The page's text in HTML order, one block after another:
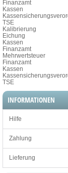
Finanzamt
Kassen
TSE
Kalibrierung
Eichung
Kassen
Finanzamt
Mehrwertsteuer
Finanzamt
Kassen
TSE
INFORMATIONEN
Hilfe
Zahlung
Lieferung